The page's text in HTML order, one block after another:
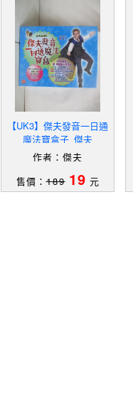
【UK3】傑夫發音一日通
魔法寶盒子_傑夫
作者：傑夫
售價：189 19 元